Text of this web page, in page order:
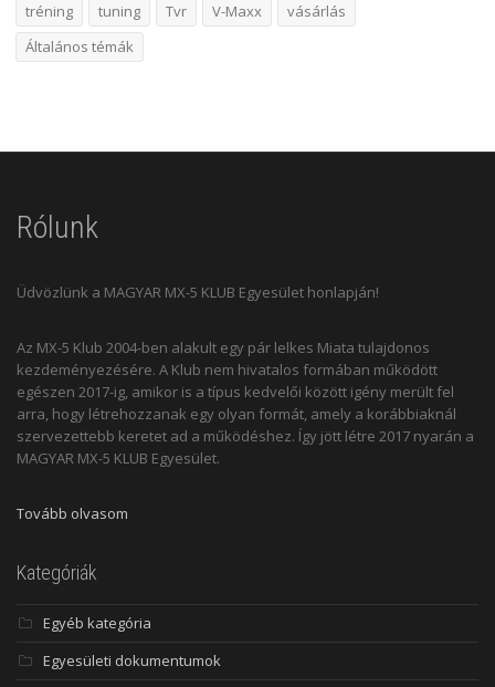
tréning
tuning Tvr V-Maxx
vásárlás
Általános témák
Rólunk
Üdvözlünk a MAGYAR MX-5 KLUB Egyesület honlapján!
Az MX-5 Klub 2004-ben alakult egy pár lelkes Miata tulajdonos
kezdeményezésére. A Klub nem hivatalos formában működött
egészen 2017-ig, amikor is a típus kedvelői között igény merült fel
arra, hogy létrehozzanak egy olyan formát, amely a korábbiaknál
szervezettebb keretet ad a működéshez. Így jött létre 2017 nyarán a
MAGYAR MX-5 KLUB Egyesület.
Tovább olvasom
Kategóriák
Egyéb kategória
Egyesületi dokumentumok